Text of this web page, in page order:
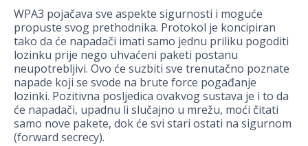
WPA3 pojačava sve aspekte sigurnosti i moguće
propuste svog prethodnika. Protokol je koncipiran
tako da će napadači imati samo jednu priliku pogoditi
lozinku prije nego uhvaćeni paketi postanu
neupotrebljivi. Ovo će suzbiti sve trenutačno poznate
napade koji se svode na brute force pogađanje
lozinki. Pozitivna posljedica ovakvog sustava je i to da
će napadači, upadnu li slučajno u mrežu, moći čitati
samo nove pakete, dok će svi stari ostati na sigurnom
(forward secrecy).